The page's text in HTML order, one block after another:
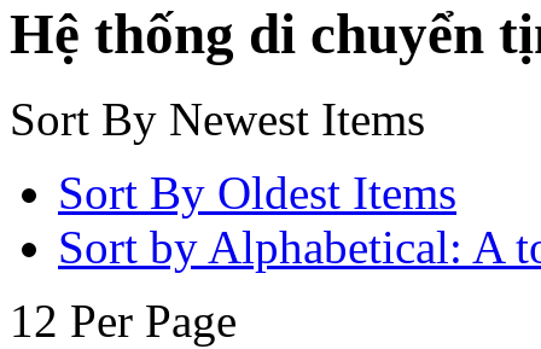
Hệ thống di chuyển
Sort By Newest Items
Sort By Oldest Items
Sort by Alphabetical: A
12 Per Page